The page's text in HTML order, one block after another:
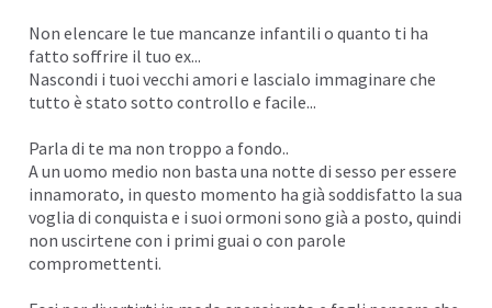
Non elencare le tue mancanze infantili o quanto ti ha
fatto soffrire il tuo ex...
Nascondi i tuoi vecchi amori e lascialo immaginare che
tutto è stato sotto controllo e facile...
Parla di te ma non troppo a fondo..
A un uomo medio non basta una notte di sesso per essere
innamorato, in questo momento ha già soddisfatto la sua
voglia di conquista e i suoi ormoni sono già a posto, quindi
non uscirtene con i primi guai o con parole
compromettenti.